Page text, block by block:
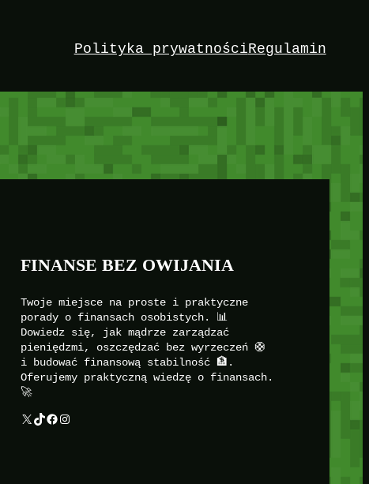
Polityka prywatnościRegulamin
FINANSE BEZ OWIJANIA
Twoje miejsce na proste i praktyczne
porady o finansach osobistych. 📊
Dowiedz się, jak mądrze zarządzać
pieniędzmi, oszczędzać bez wyrzeczeń 🛟
i budować finansową stabilność 🏦.
Oferujemy praktyczną wiedzę o finansach.
🚀
X TikTok Facebook Instagram